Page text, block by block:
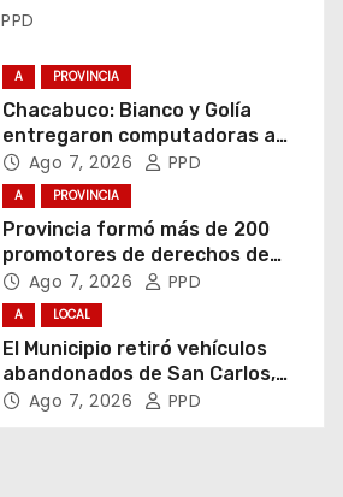
PPD
A PROVINCIA
Chacabuco: Bianco y Golía
entregaron computadoras a
estudiantes
Ago 7, 2026 PPD
A PROVINCIA
Provincia formó más de 200
promotores de derechos de
niñas, niños y adolescentes
Ago 7, 2026 PPD
A LOCAL
El Municipio retiró vehículos
abandonados de San Carlos,
Olmos y el casco urbano
Ago 7, 2026 PPD